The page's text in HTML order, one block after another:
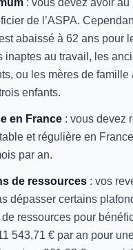
: vous devez avoir
de l’ASPA.
abaissé à 62 ans pour
inaptes au travail, les
ou les mères de famille
enfants.
en France : vous devez
et régulière en
par an.
de ressources : vos
dépasser certains
de ressources pour
543,71 € par an pour